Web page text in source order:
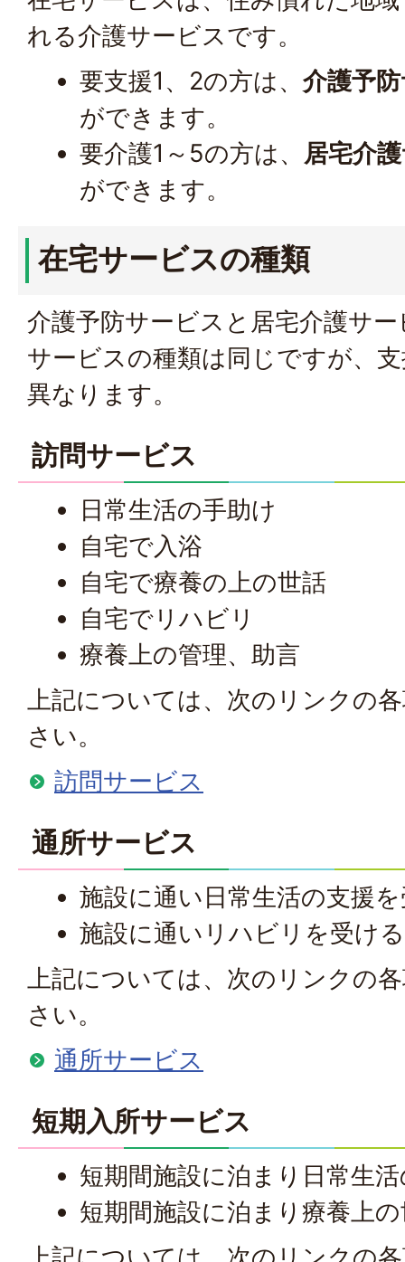
れる介護サービスです。
要支援1、2の方は、介護予
ができます。
要介護1～5の方は、 居宅介
ができます。
在宅サービスの種類
介護予防サービスと居宅介護サ
サービスの種類は同じですが、
異なります。
訪問サービス
日常生活の手助け
自宅で入浴
自宅で療養の上の世話
自宅でリハビリ
療養上の管理、助言
上記については、次のリンクの
さい。
訪問サービス
通所サービス
施設に通い日常生活の支援
施設に通いリハビリを受ける
上記については、次のリンクの
さい。
通所サービス
短期入所サービス
短期間施設に泊まり日常生
短期間施設に泊まり療養上